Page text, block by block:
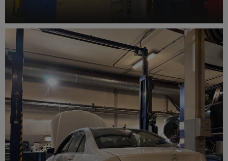
Обслуживание тормозной системы